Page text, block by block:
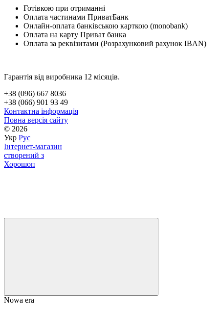
Готівкою при отриманні
Оплата частинами ПриватБанк
Онлайн-оплата банківською карткою (monobank)
Оплата на карту Приват банка
Оплата за реквізитами (Розрахунковий рахунок IBAN)
Гарантія від виробника 12 місяців.
+38 (096) 667 8036
+38 (066) 901 93 49
Контактна інформація
Повна версія сайту
© 2026
Укр Рус
Інтернет-магазин
створений з
Хорошоп
Nowa era